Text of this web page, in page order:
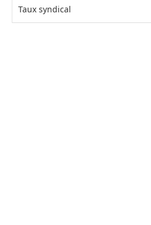
Taux syndical